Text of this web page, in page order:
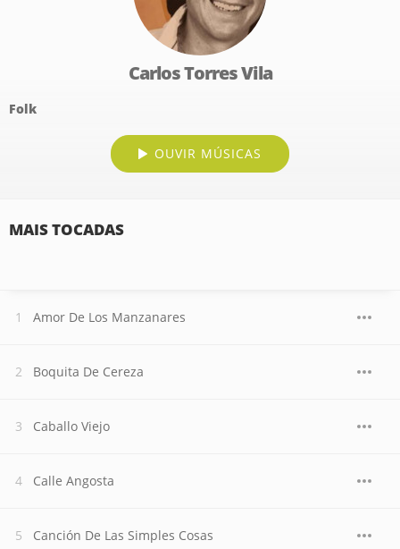
Carlos Torres Vila
Folk
OUVIR MÚSICAS
MAIS TOCADAS
Amor De Los Manzanares
Boquita De Cereza
Caballo Viejo
Calle Angosta
Canción De Las Simples Cosas